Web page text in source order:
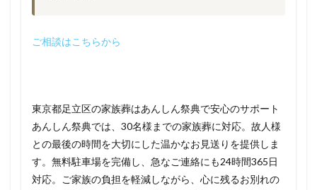
ご相談はこちらから
東京都足立区の家族葬はあんしん祭典で安心のサポート
あんしん祭典では、30名様までの家族葬に対応。故人様
との最後の時間を大切にした温かなお見送りを提供しま
す。無料駐車場を完備し、急なご連絡にも24時間365日
対応。ご家族の負担を軽減しながら、心に残るお別れの